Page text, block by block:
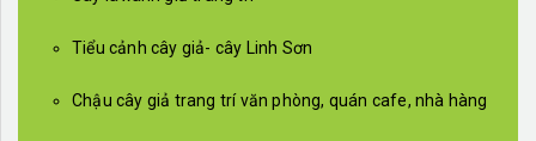
Tiểu cảnh cây giả- cây Linh Sơn
Chậu cây giả trang trí văn phòng, quán cafe, nhà hàng